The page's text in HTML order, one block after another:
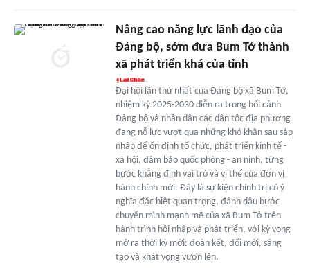
Nâng cao năng lực lãnh đạo của
Đảng bộ, sớm đưa Bum Tở thành
xã phát triển khá của tỉnh
Đại hội lần thứ nhất của Đảng bộ xã Bum Tở,
nhiệm kỳ 2025-2030 diễn ra trong bối cảnh
Đảng bộ và nhân dân các dân tộc địa phương
đang nỗ lực vượt qua những khó khăn sau sáp
nhập để ổn định tổ chức, phát triển kinh tế -
xã hội, đảm bảo quốc phòng - an ninh, từng
bước khẳng định vai trò và vị thế của đơn vị
hành chính mới. Đây là sự kiện chính trị có ý
nghĩa đặc biệt quan trọng, đánh dấu bước
chuyển mình mạnh mẽ của xã Bum Tở trên
hành trình hội nhập và phát triển, với kỳ vọng
mở ra thời kỳ mới: đoàn kết, đổi mới, sáng
tạo và khát vọng vươn lên.